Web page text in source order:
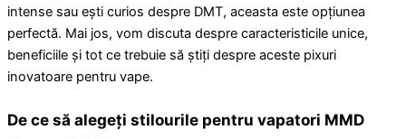
intense sau ești curios despre DMT, aceasta este opțiunea
perfectă. Mai jos, vom discuta despre caracteristicile unice,
beneficiile și tot ce trebuie să știți despre aceste pixuri
inovatoare pentru vape.
De ce să alegeți stilourile pentru vapatori MMD